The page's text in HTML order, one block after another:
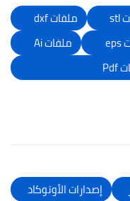
ملفات dxf
ملفات Ai
إصدارات الأوتوكاد